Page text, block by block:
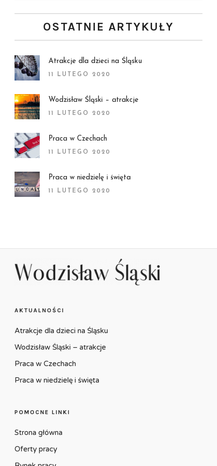
OSTATNIE ARTYKUŁY
Atrakcje dla dzieci na Śląsku
11 LUTEGO 2020
Wodzisław Śląski – atrakcje
11 LUTEGO 2020
Praca w Czechach
11 LUTEGO 2020
Praca w niedzielę i święta
11 LUTEGO 2020
AKTUALNOŚCI
Atrakcje dla dzieci na Śląsku
Wodzisław Śląski – atrakcje
Praca w Czechach
Praca w niedzielę i święta
POMOCNE LINKI
Strona główna
Oferty pracy